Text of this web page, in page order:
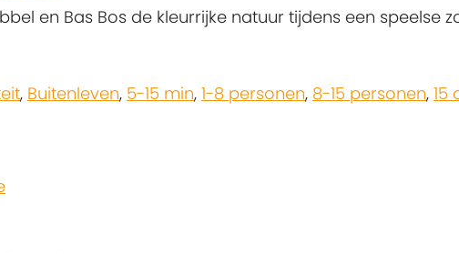
en Bas Bos de kleurrijke natuur tijdens een
, Buitenleven, 5-15 min, 1-8 personen, 8-15 personen, 15